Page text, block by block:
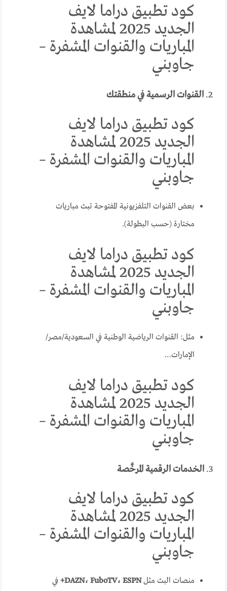
كود تطبيق دراما لايف
الجديد 2025 لمشاهدة
المباريات والقنوات المشفرة –
جاوبني
2. القنوات الرسمية في منطقتك
كود تطبيق دراما لايف
الجديد 2025 لمشاهدة
المباريات والقنوات المشفرة –
جاوبني
بعض القنوات التلفزيونية المفتوحة تبث مباريات
مختارة (حسب البطولة).
كود تطبيق دراما لايف
الجديد 2025 لمشاهدة
المباريات والقنوات المشفرة –
جاوبني
مثل: القنوات الرياضية الوطنية في السعودية/مصر/
الإمارات…
كود تطبيق دراما لايف
الجديد 2025 لمشاهدة
المباريات والقنوات المشفرة –
جاوبني
3. الخدمات الرقمية المرخَّصة
كود تطبيق دراما لايف
الجديد 2025 لمشاهدة
المباريات والقنوات المشفرة –
جاوبني
منصات البث مثلDAZN، FuboTV، ESPN+
في